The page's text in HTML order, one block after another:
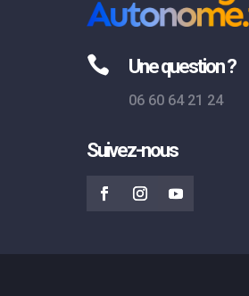
 Une question ?
06 60 64 21 24
Suivez-nous